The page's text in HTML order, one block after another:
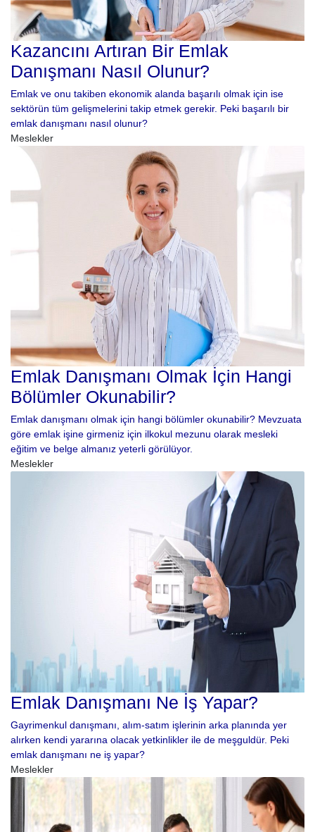
Kazancını Artıran Bir Emlak
Danışmanı Nasıl Olunur?
Emlak ve onu takiben ekonomik alanda başarılı olmak için ise
sektörün tüm gelişmelerini takip etmek gerekir. Peki başarılı bir
emlak danışmanı nasıl olunur?
Meslekler
Emlak Danışmanı Olmak İçin Hangi
Bölümler Okunabilir?
Emlak danışmanı olmak için hangi bölümler okunabilir? Mevzuata
göre emlak işine girmeniz için ilkokul mezunu olarak mesleki
eğitim ve belge almanız yeterli görülüyor.
Meslekler
Emlak Danışmanı Ne İş Yapar?
Gayrimenkul danışmanı, alım-satım işlerinin arka planında yer
alırken kendi yararına olacak yetkinlikler ile de meşguldür. Peki
emlak danışmanı ne iş yapar?
Meslekler